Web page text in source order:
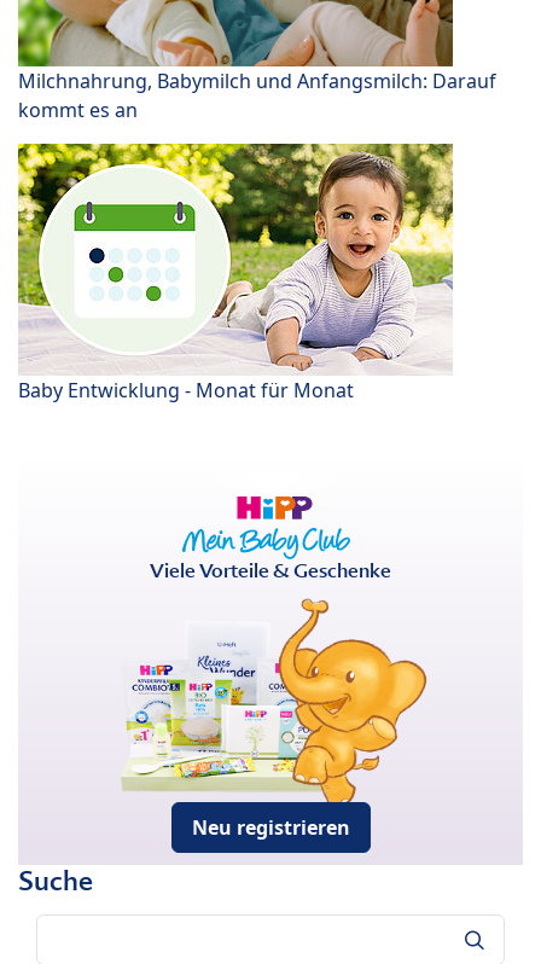
Milchnahrung, Babymilch und Anfangsmilch: Darauf
kommt es an
Baby Entwicklung - Monat für Monat
Viele Vorteile & Geschenke
Neu registrieren
Suche